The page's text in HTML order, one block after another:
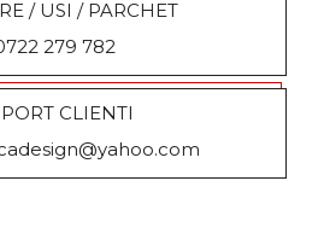
/ USI / PARCHET
279 782
CLIENTI